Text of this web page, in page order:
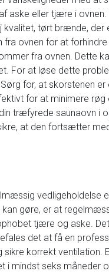
aske eller tjære i
kvalitet, tørt brænde, der
ovnen for at
fra ovnen. Dette
For at løse dette
for, at skorstenen
for at minimere
træfyrede saunaovn i
at den fortsætter
vedligeholdelse
gøre, er at
tjære og aske.
det at få en
korrekt ventilation.
mindst seks måneder